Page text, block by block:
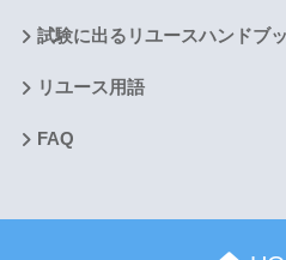
試験に出るリユースハンドブ
リユース用語
FAQ